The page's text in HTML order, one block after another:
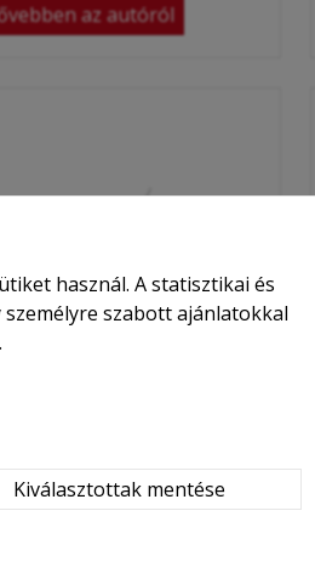
az autóról
TRANSIT Tdi
használ. A statisztikai és
szabott ajánlatokkal
Kiválasztottak mentése